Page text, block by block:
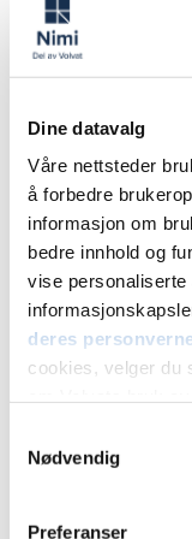
Dine datavalg
Våre nettsteder
å forbedre
informasjon om
bedre innhold og
vise
deres
cookies, velger du
Nødvendig
Preferanser
Varighet av
uker, men hos
riktig
dager.
Dersom du
følelse av at
krystallsyke.
kroppens evne